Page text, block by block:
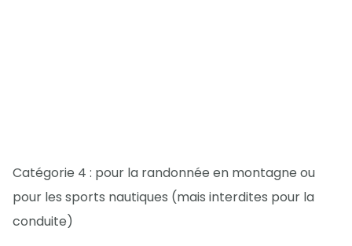
Catégorie 4 : pour la randonnée en montagne ou
pour les sports nautiques (mais interdites pour la
conduite)